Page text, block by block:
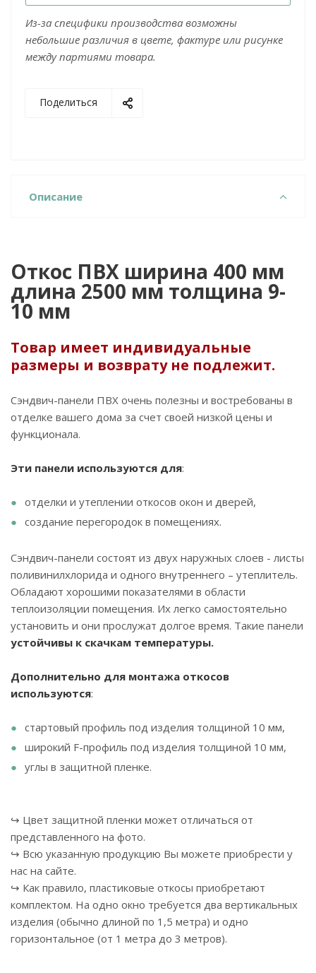
Из-за специфики производства возможны
небольшие различия в цвете, фактуре или рисунке
между партиями товара.
Поделиться
Описание
Откос ПВХ ширина 400 мм
длина 2500 мм толщина 9-
10 мм
Товар имеет индивидуальные
размеры и возврату не подлежит.
Сэндвич-панели ПВХ очень полезны и востребованы в
отделке вашего дома за счет своей низкой цены и
функционала.
Эти панели используются для:
отделки и утеплении откосов окон и дверей,
создание перегородок в помещениях.
Сэндвич-панели состоят из двух наружных слоев - листы
поливинилхлорида и одного внутреннего – утеплитель.
Обладают хорошими показателями в области
теплоизоляции помещения. Их легко самостоятельно
установить и они прослужат долгое время. Такие панели
устойчивы к скачкам температуры.
Дополнительно для монтажа откосов
используются:
стартовый профиль под изделия толщиной 10 мм,
широкий F-профиль под изделия толщиной 10 мм,
углы в защитной пленке.
↪ Цвет защитной пленки может отличаться от
представленного на фото.
↪ Всю указанную продукцию Вы можете приобрести у
нас на сайте.
↪ Как правило, пластиковые откосы приобретают
комплектом. На одно окно требуется два вертикальных
изделия (обычно длиной по 1,5 метра) и одно
горизонтальное (от 1 метра до 3 метров).